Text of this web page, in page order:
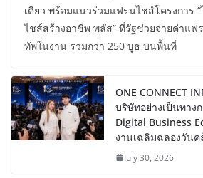
เดียว พร้อมแนวร่วมแฟรนไชส์โครงการ
ไชส์สร้างอาชีพ พลัส” ที่รัฐช่วยจ่ายค่าแฟ
ทัพในงาน รวมกว่า 250 บูธ บนพื้นที่
ONE CONNECT
บริษัทอย่างเป็นทาง
Digital Business
งานเฉลิมฉลองวันค
July 30, 2026